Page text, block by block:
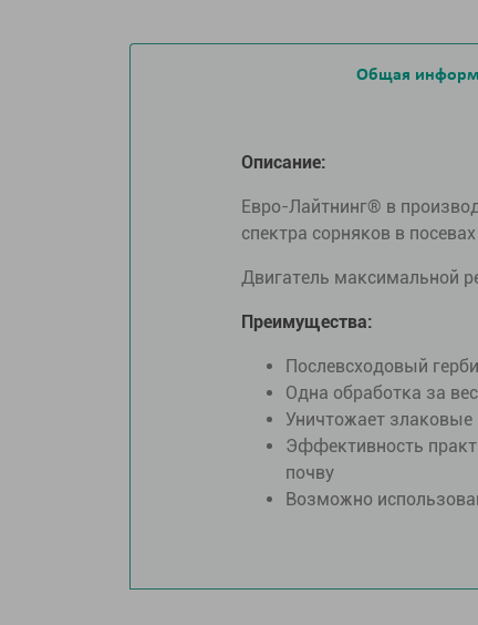
Общая
Описание:
Евро-Лайтнинг® в
спектра сорняков в
Двигатель максимальной
Преимущества:
Послевсходовый
Одна обработка за
Уничтожает
Эффективность
почву
Возможно